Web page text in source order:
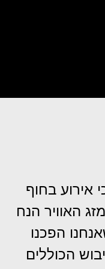
בחוף ובים מזה 35 שנה, אנו יודעים כי אירוע בחוף
האוויר הנח
הפכנו
הכוללים